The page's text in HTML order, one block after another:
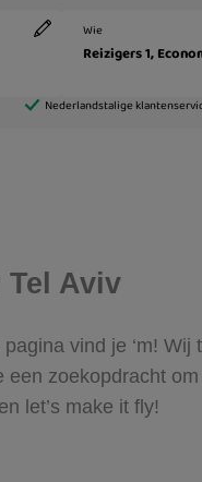
Aviv
vind je ‘m!
zoekopdracht
let’s make it fly!